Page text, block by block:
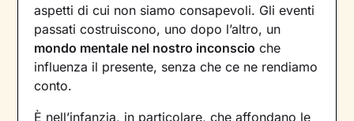
aspetti di cui non siamo consapevoli. Gli eventi
passati costruiscono, uno dopo l’altro, un
mondo mentale nel nostro inconscio che
influenza il presente, senza che ce ne rendiamo
conto.
È nell’infanzia, in particolare, che affondano le